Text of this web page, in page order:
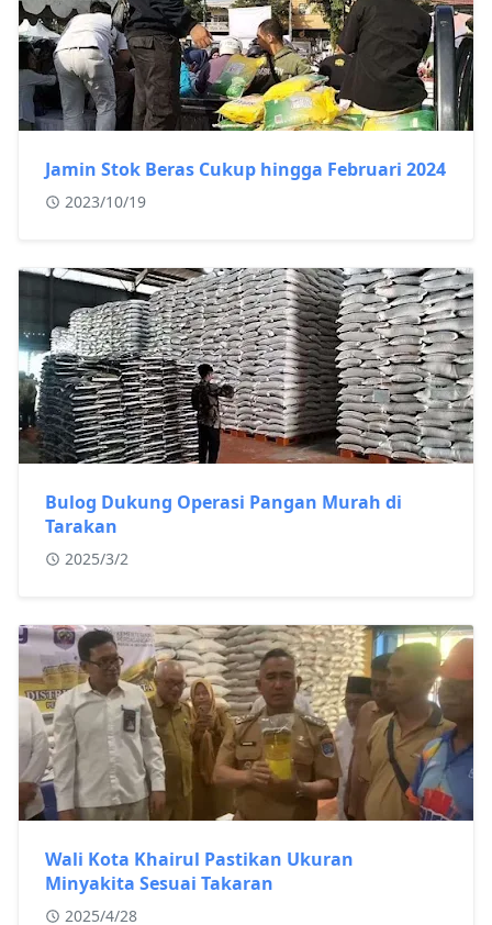
Jamin Stok Beras Cukup hingga Februari 2024
2023/10/19
Bulog Dukung Operasi Pangan Murah di
Tarakan
2025/3/2
Wali Kota Khairul Pastikan Ukuran
Minyakita Sesuai Takaran
2025/4/28